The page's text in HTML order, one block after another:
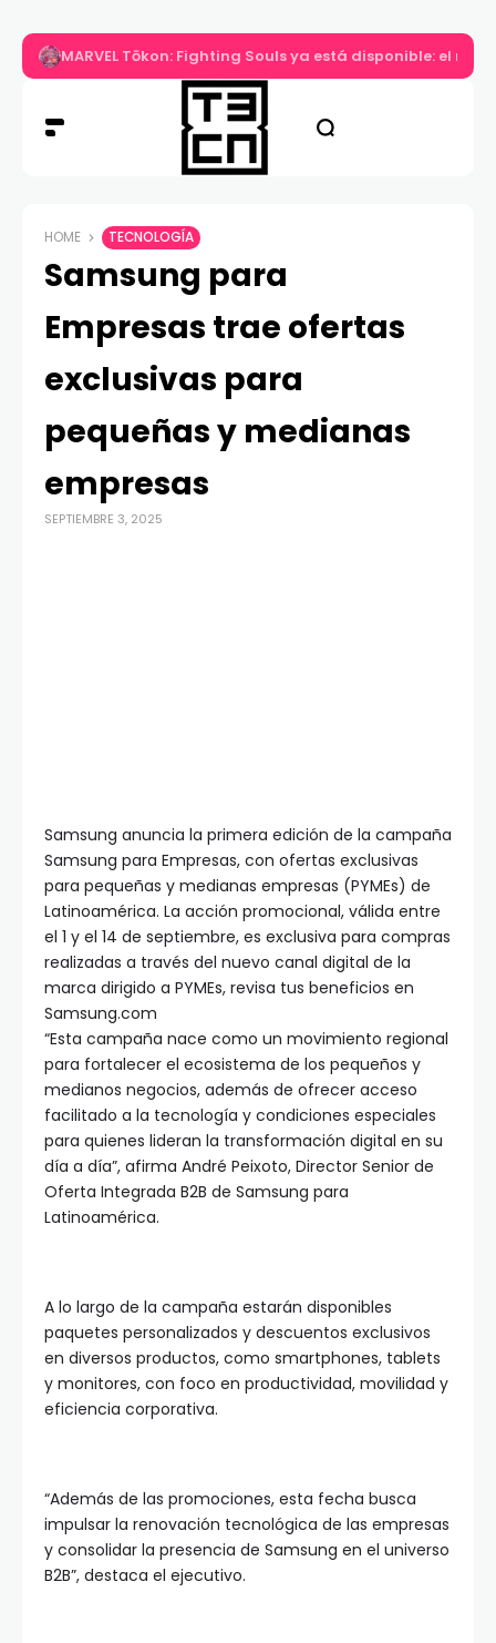
MARVEL Tōkon: Fighting Souls ya está disponible: el
HOME TECNOLOGÍA
Samsung para
Empresas trae ofertas
exclusivas para
pequeñas y medianas
empresas
SEPTIEMBRE 3, 2025
Samsung anuncia la primera edición de la campaña
Samsung para Empresas, con ofertas exclusivas
para pequeñas y medianas empresas (PYMEs) de
Latinoamérica. La acción promocional, válida entre
el 1 y el 14 de septiembre, es exclusiva para compras
realizadas a través del nuevo canal digital de la
marca dirigido a PYMEs, revisa tus beneficios en
Samsung.com
“Esta campaña nace como un movimiento regional
para fortalecer el ecosistema de los pequeños y
medianos negocios, además de ofrecer acceso
facilitado a la tecnología y condiciones especiales
para quienes lideran la transformación digital en su
día a día”, afirma André Peixoto, Director Senior de
Oferta Integrada B2B de Samsung para
Latinoamérica.
A lo largo de la campaña estarán disponibles
paquetes personalizados y descuentos exclusivos
en diversos productos, como smartphones, tablets
y monitores, con foco en productividad, movilidad y
eficiencia corporativa.
“Además de las promociones, esta fecha busca
impulsar la renovación tecnológica de las empresas
y consolidar la presencia de Samsung en el universo
B2B”, destaca el ejecutivo.